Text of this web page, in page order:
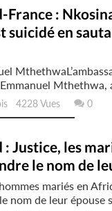
France :
suicidé en
Mthethwa,
4228 Vues 0
Justice, les
le nom de
mariés en
nom de leur épouse